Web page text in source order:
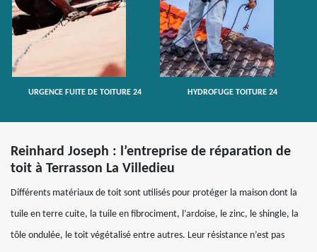
URGENCE FUITE DE TOITURE 24 HYDROFUGE TOITURE 24
Reinhard Joseph : l’entreprise de réparation de
toit à Terrasson La Villedieu
Différents matériaux de toit sont utilisés pour protéger la maison dont la
tuile en terre cuite, la tuile en fibrociment, l’ardoise, le zinc, le shingle, la
tôle ondulée, le toit végétalisé entre autres. Leur résistance n’est pas